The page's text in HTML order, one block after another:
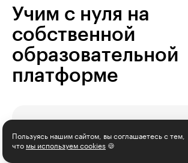
Учим с нуля на
собственной
образовательной
платформе
Теория с доступом
Видеолекции можно смотреть в
Пользуясь нашим сайтом, вы соглашаетесь с тем,
что мы используем cookies 🍪